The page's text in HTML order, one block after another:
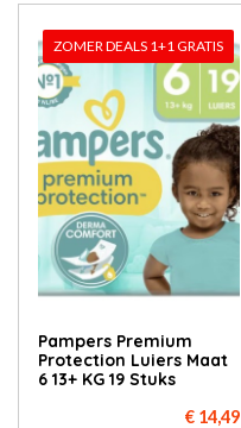
ZOMER DEALS 1+1 GRATIS
Pampers Premium
Protection Luiers Maat
6 13+ KG 19 Stuks
€ 14,49